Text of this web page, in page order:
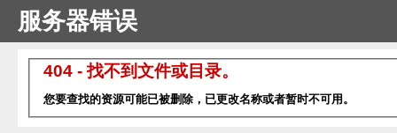
服务器错误
404 - 找不到文件或目录。
您要查找的资源可能已被删除，已更改名称或者暂时不可用。